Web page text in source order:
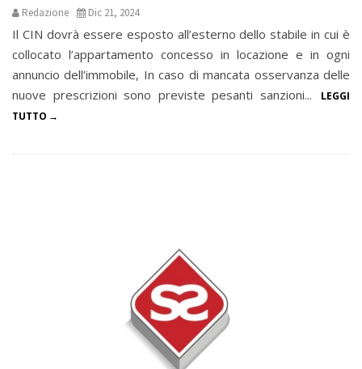
Redazione Dic 21, 2024
Il CIN dovrà essere esposto all’esterno dello stabile in cui è
collocato l’appartamento concesso in locazione e in ogni
annuncio dell’immobile, In caso di mancata osservanza delle
nuove prescrizioni sono previste pesanti sanzioni...
LEGGI
TUTTO